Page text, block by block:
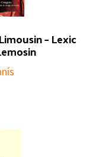
– Lexic